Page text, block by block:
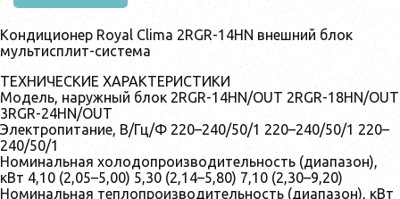
Кондиционер Royal Clima 2RGR-14HN внешний блок
мультисплит-система
ТЕХНИЧЕСКИЕ ХАРАКТЕРИСТИКИ
Модель, наружный блок 2RGR-14HN/OUT 2RGR-18HN/OUT
3RGR-24HN/OUT
Электропитание, В/Гц/Ф 220–240/50/1 220–240/50/1 220–
240/50/1
Номинальная холодопроизводительность (диапазон),
кВт 4,10 (2,05–5,00) 5,30 (2,14–5,80) 7,10 (2,30–9,20)
Номинальная теплопроизводительность (диапазон), кВт